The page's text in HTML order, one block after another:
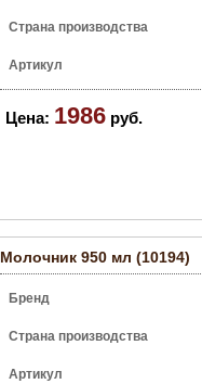
Страна производства
Артикул
Цена: 1986 руб.
Молочник 950 мл (10194)
Бренд
Страна производства
Артикул